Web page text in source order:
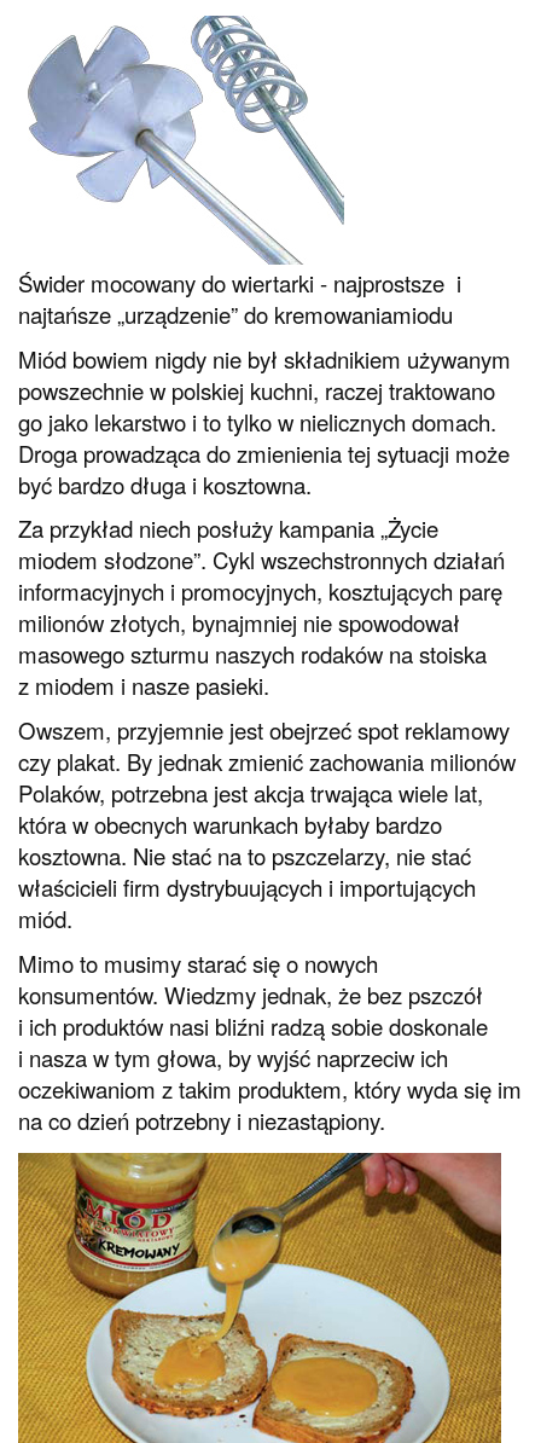
Świder mocowany do wiertarki - najprostsze i
najtańsze „urządzenie” do kremowaniamiodu
Miód bowiem nigdy nie był składnikiem używanym
powszechnie w polskiej kuchni, raczej traktowano
go jako lekarstwo i to tylko w nielicznych domach.
Droga prowadząca do zmienienia tej sytuacji może
być bardzo długa i kosztowna.
Za przykład niech posłuży kampania „Życie
miodem słodzone”. Cykl wszechstronnych działań
informacyjnych i promocyjnych, kosztujących parę
milionów złotych, bynajmniej nie spowodował
masowego szturmu naszych rodaków na stoiska
z miodem i nasze pasieki.
Owszem, przyjemnie jest obejrzeć spot reklamowy
czy plakat. By jednak zmienić zachowania milionów
Polaków, potrzebna jest akcja trwająca wiele lat,
która w obecnych warunkach byłaby bardzo
kosztowna. Nie stać na to pszczelarzy, nie stać
właścicieli firm dystrybuujących i importujących
miód.
Mimo to musimy starać się o nowych
konsumentów. Wiedzmy jednak, że bez pszczół
i ich produktów nasi bliźni radzą sobie doskonale
i nasza w tym głowa, by wyjść naprzeciw ich
oczekiwaniom z takim produktem, który wyda się im
na co dzień potrzebny i niezastąpiony.